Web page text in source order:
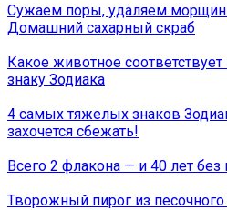
Сужаем поры, удаляем
Домашний сахарный скраб
Какое животное
знаку Зодиака
4 самых тяжелых знаков
захочется сбежать!
Всего 2 флакона — и 40 лет без
Творожный пирог из песочного